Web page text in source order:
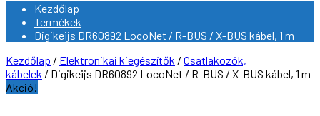
Kezdőlap
Termékek
Digikeijs DR60892 LocoNet / R-BUS / X-BUS kábel, 1 m
Kezdőlap / Elektronikai kiegészítők / Csatlakozók,
kábelek / Digikeijs DR60892 LocoNet / R-BUS / X-BUS kábel, 1 m
Akció!